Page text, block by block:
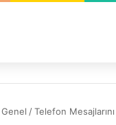
Genel /Telefon